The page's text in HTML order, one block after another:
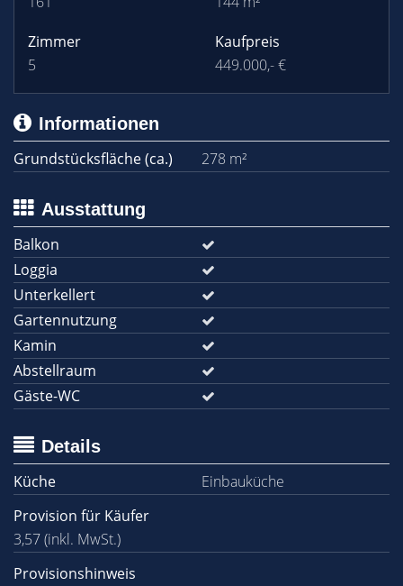
Zimmer
5
Kaufpreis
449.000,- €
Informationen
Grundstücksfläche (ca.)
278 m²
Ausstattung
Balkon
Loggia
Unterkellert
Gartennutzung
Kamin
Abstellraum
Gäste-WC
Details
Küche
Einbauküche
Provision für Käufer
3,57 (inkl. MwSt.)
Provisionshinweis